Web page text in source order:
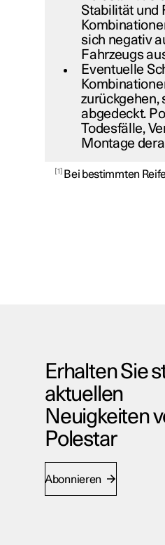
Stabilität und
sich negativ
Fahrzeugs
Eventuelle
zurückgehen,
abgedeckt.
Todesfälle,
Montage
1 Bei bestimmten
Erhalten Sie
aktuellen
Neuigkeiten
Polestar
Abonnieren